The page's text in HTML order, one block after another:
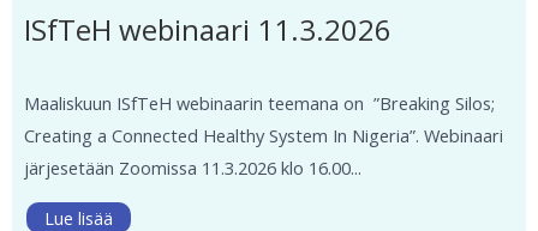
ISfTeH webinaari 11.3.2026
Maaliskuun ISfTeH webinaarin teemana on ”Breaking Silos;
Creating a Connected Healthy System In Nigeria”. Webinaari
järjesetään Zoomissa 11.3.2026 klo 16.00...
Lue lisää